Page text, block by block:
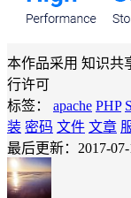
本作品采用 知识共
行许可
标签：
apache PHP
装 密码 文件 文章
最后更新：2017-07-